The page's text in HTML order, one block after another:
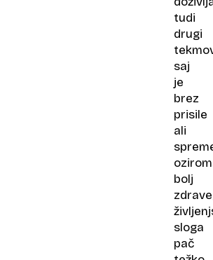
tudi
drugi
saj
je
brez
prisile
ali
bolj
sloga
pač